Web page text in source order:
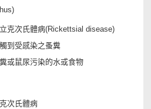
克次氏體病(Rickettsial disease)
到受感染之蚤糞
或鼠尿污染的水或食物
次氏體病